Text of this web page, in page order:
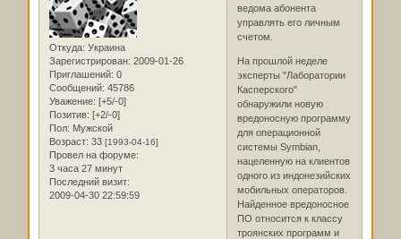
Откуда: Украина
Зарегистрирован: 2009-01-26
Приглашений: 0
Сообщений: 45786
Уважение: [+5/-0]
Позитив: [+2/-0]
Пол: Мужской
Возраст: 33 [1993-04-16]
Провел на форуме:
3 часа 27 минут
Последний визит:
2009-04-30 22:59:59
ведома абонента
управлять его личным
счетом.
На прошлой неделе
эксперты "Лаборатории
Касперского"
обнаружили новую
вредоносную программу
для операционной
системы Symbian,
нацеленную на клиентов
одного из индонезийских
мобильных операторов.
Найденное вредоносное
ПО относится к классу
троянских программ и